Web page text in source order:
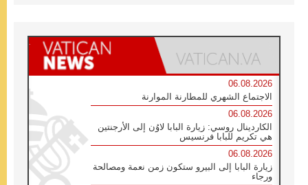
06.08.2026
الاجتماع الشهري للمطارنة الموارنة
06.08.2026
الكاردينال روسي: زيارة البابا لاوُن إلى الأرجنتين
هي تكريم للبابا فرنسيس
06.08.2026
زيارة البابا إلى البيرو ستكون زمن نعمة ومصالحة
ورجاء